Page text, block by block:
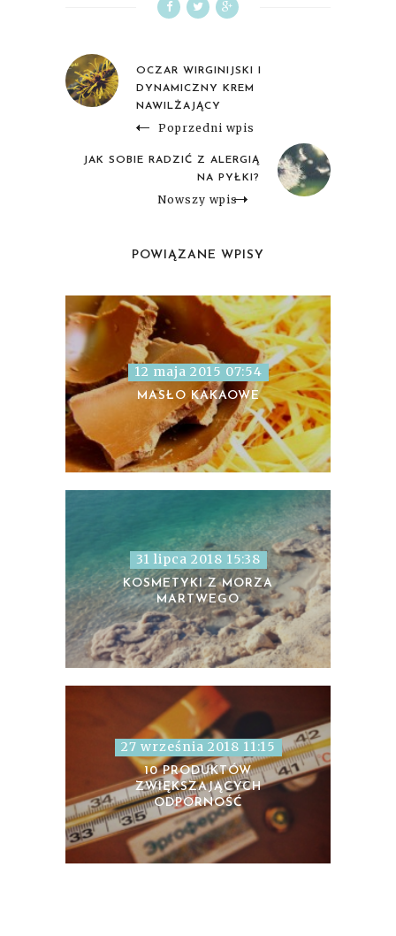
OCZAR WIRGINIJSKI I
DYNAMICZNY KREM
NAWILŻAJĄCY
Poprzedni wpis
JAK SOBIE RADZIĆ Z ALERGIĄ
NA PYŁKI?
Nowszy wpis
POWIĄZANE WPISY
12 maja 2015 07:54
MASŁO KAKAOWE
31 lipca 2018 15:38
KOSMETYKI Z MORZA
MARTWEGO
27 września 2018 11:15
10 PRODUKTÓW
ZWIĘKSZAJĄCYCH
ODPORNOŚĆ